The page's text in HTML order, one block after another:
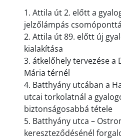
1. Attila út 2. előtt a
jelzőlámpás
2. Attila út 89. előtt új
kialakítása
3. átkelőhely tervezése a
Mária térnél
4. Batthyány utcában a
utcai torkolatnál a
biztonságosabbá tétele
5. Batthyány utca –
kereszteződésénél